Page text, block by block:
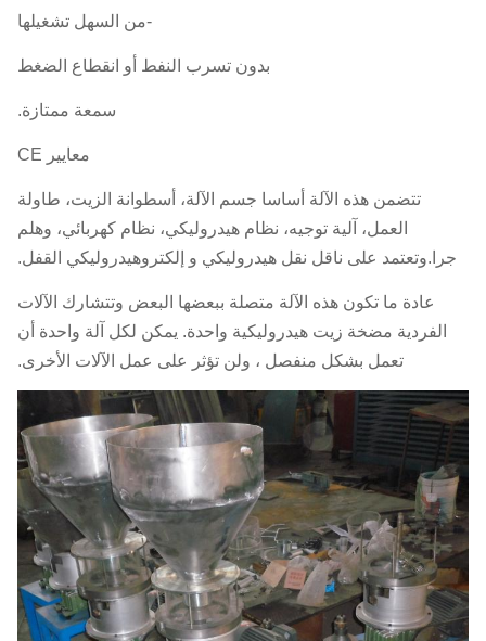
-من السهل تشغيلها
بدون تسرب النفط أو انقطاع الضغط
سمعة ممتازة.
معايير CE
تتضمن هذه الآلة أساسا جسم الآلة، أسطوانة الزيت، طاولة
العمل، آلية توجيه، نظام هيدروليكي، نظام كهربائي، وهلم
جرا.وتعتمد على ناقل نقل هيدروليكي و إلكتروهيدروليكي القفل.
عادة ما تكون هذه الآلة متصلة ببعضها البعض وتتشارك الآلات
الفردية مضخة زيت هيدروليكية واحدة. يمكن لكل آلة واحدة أن
تعمل بشكل منفصل ، ولن تؤثر على عمل الآلات الأخرى.